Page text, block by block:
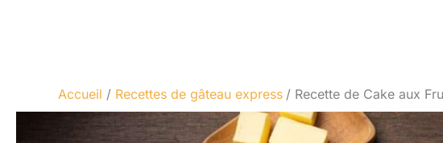
Accueil Recettes de gâteau express Recette de Cake aux